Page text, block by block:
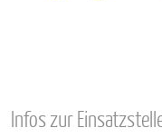
Infos zur